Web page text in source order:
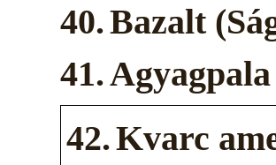
40.Bazalt
41.
42.Kvarc